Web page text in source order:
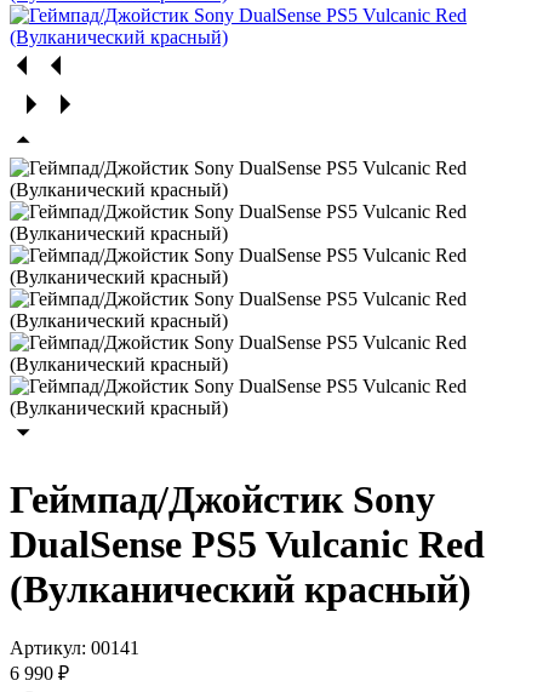
Геймпад/Джойстик Sony
DualSense PS5 Vulcanic Red
(Вулканический красный)
Артикул: 00141
6 990 ₽